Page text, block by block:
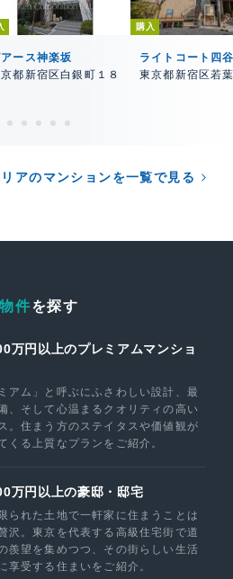
アース神楽坂
都新宿区白銀町１８
購入
ライトコート四
東京都新宿区若
アのマンションを一覧で見る
件を探す
万円以上のプレミアムマンショ
アム」と呼ぶにふさわしい設計、最
、そして心温まるクオリティの高い
。住まう方のステイタスや価値観が
くる上質なプランをご紹介。
万円以上の豪邸・邸宅
られた土地で一軒家に住まうことは
沢。東京を代表する高級住宅街で道
羨望を集めつつ、その街らしい生活
享受する住まいをご紹介。